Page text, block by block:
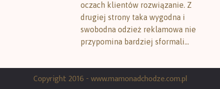
oczach klientów rozwiązanie. Z
drugiej strony taka wygodna i
swobodna odzież reklamowa nie
przypomina bardziej sformali...
Copyright 2016 - www.mamonadchodze.com.pl